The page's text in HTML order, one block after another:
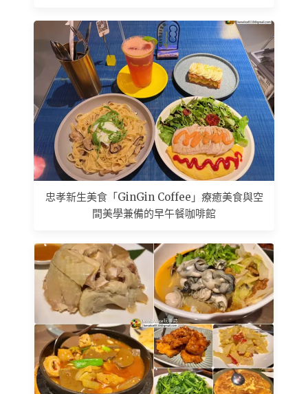
忠孝新生美食「GinGin Coffee」療癒美食與空
間美學兼備的早午餐咖啡館